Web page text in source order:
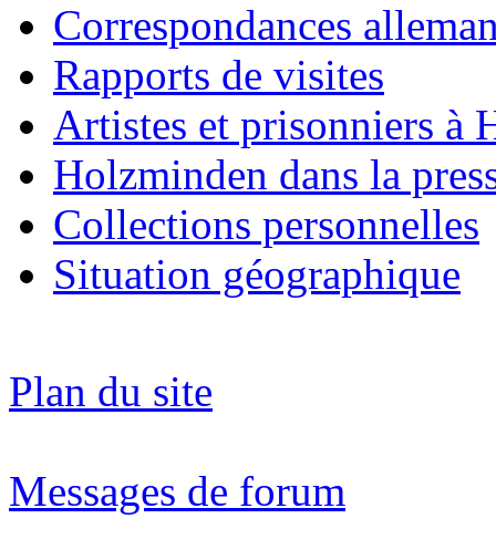
Correspondances
Rapports de visites
Artistes et prisonniers à
Holzminden dans la
Collections personnelles
Situation géographique
Plan du site
Messages de forum